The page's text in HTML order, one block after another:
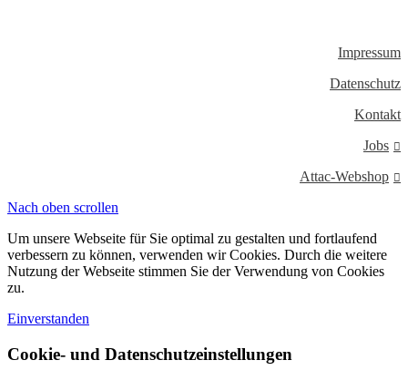
Impressum
Datenschutz
Kontakt
Jobs
Attac-Webshop
Nach oben scrollen
Um unsere Webseite für Sie optimal zu gestalten und fortlaufend
verbessern zu können, verwenden wir Cookies. Durch die weitere
Nutzung der Webseite stimmen Sie der Verwendung von Cookies
zu.
Einverstanden
Cookie- und Datenschutzeinstellungen